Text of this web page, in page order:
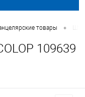
товары •
109639